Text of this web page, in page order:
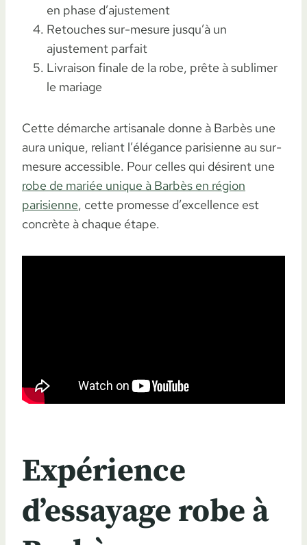
en phase d’ajustement
Retouches sur-mesure jusqu’à un
ajustement parfait
Livraison finale de la robe, prête à sublimer
le mariage
Cette démarche artisanale donne à Barbès une
aura unique, reliant l’élégance parisienne au sur-
mesure accessible. Pour celles qui désirent une
robe de mariée unique à Barbès en région
parisienne, cette promesse d’excellence est
concrète à chaque étape.
Expérience
d’essayage robe à